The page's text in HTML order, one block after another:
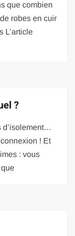
que combien
robes en cuir
L’article
?
d’isolement…
! Et
: vous
que